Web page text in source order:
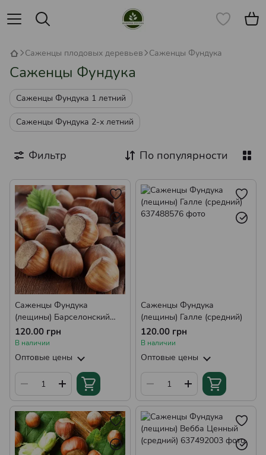
Саженцы плодовых деревьев Саженцы Фундука
Саженцы Фундука
Саженцы Фундука 1 летний
Саженцы Фундука 2-х летний
Фильтр По популярности
Саженцы Фундука
(лещины) Барселонский
(средний)
120.00 грн
В наличии
Оптовые цены
Саженцы Фундука
(лещины) Галле (средний)
120.00 грн
В наличии
Оптовые цены